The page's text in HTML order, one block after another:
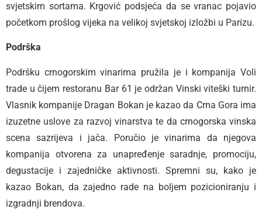
svjetskim sortama. Krgović podsjeća da se vranac pojavio
početkom prošlog vijeka na velikoj svjetskoj izložbi u Parizu.
Podrška
Podršku crnogorskim vinarima pružila je i kompanija Voli
trade u čijem restoranu Bar 61 je održan Vinski viteški turnir.
Vlasnik kompanije Dragan Bokan je kazao da Crna Gora ima
izuzetne uslove za razvoj vinarstva te da crnogorska vinska
scena sazrijeva i jača. Poručio je vinarima da njegova
kompanija otvorena za unapređenje saradnje, promociju,
degustacije i zajedničke aktivnosti. Spremni su, kako je
kazao Bokan, da zajedno rade na boljem pozicioniranju i
izgradnji brendova.